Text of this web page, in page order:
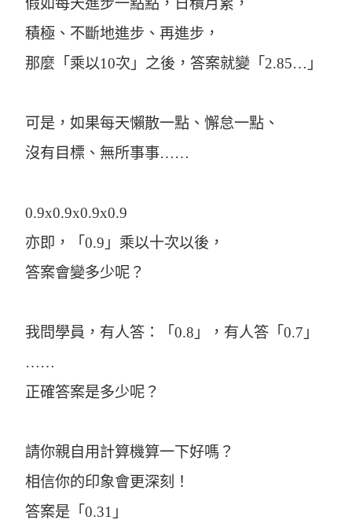
假如每天進步一點點，日積月累，
積極、不斷地進步、再進步，
那麼「乘以10次」之後，答案就變「2.85…」
可是，如果每天懶散一點、懈怠一點、
沒有目標、無所事事……
0.9x0.9x0.9x0.9
亦即，「0.9」乘以十次以後，
答案會變多少呢？
我問學員，有人答：「0.8」，有人答「0.7」
……
正確答案是多少呢？
請你親自用計算機算一下好嗎？
相信你的印象會更深刻！
答案是「0.31」